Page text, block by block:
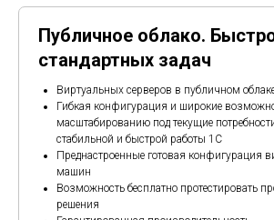
Публичное облако.
стандартных задач
Виртуальных серверов в публичном
Гибкая конфигурация и широкие
масштабированию под текущие
стабильной и быстрой работы 1С
Преднастроенные готовая конфигурация
машин
Возможность бесплатно протестировать
решения